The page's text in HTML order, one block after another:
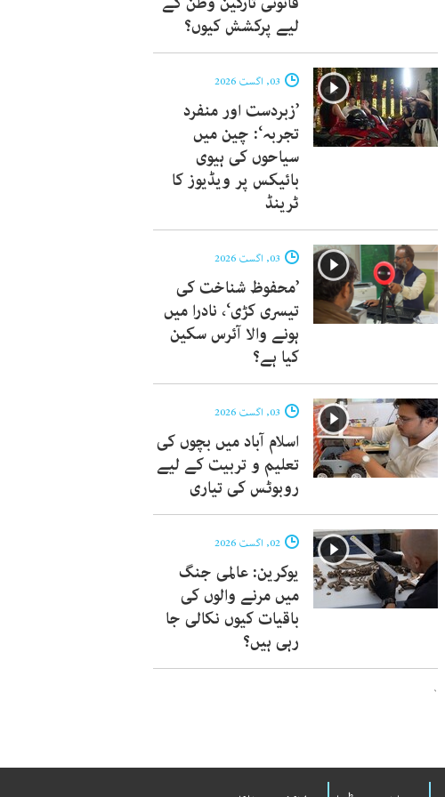
لیے پرکشش کیوں؟
03, اگست 2026
’زبردست اور منفرد
تجربہ‘: چین میں
سیاحوں کی ہیوی
بائیکس پر ویڈیوز کا
ٹرینڈ
03, اگست 2026
’محفوظ شناخت کی
تیسری کڑی‘، نادرا میں
ہونے والا آئرس سکین
کیا ہے؟
03, اگست 2026
اسلام آباد میں بچوں کی
تعلیم و تربیت کے لیے
روبوٹس کی تیاری
02, اگست 2026
یوکرین: عالمی جنگ
میں مرنے والوں کی
باقیات کیوں نکالی جا
رہی ہیں؟
`